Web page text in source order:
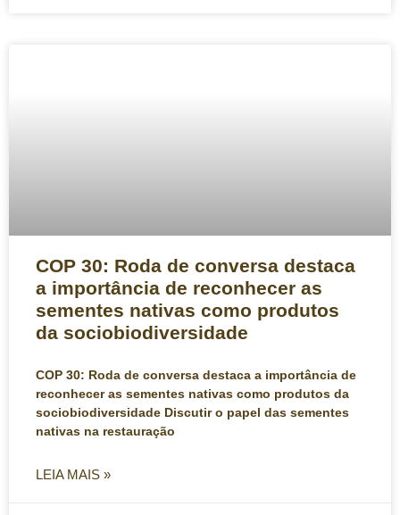
COP 30: Roda de conversa destaca
a importância de reconhecer as
sementes nativas como produtos
da sociobiodiversidade
COP 30: Roda de conversa destaca a importância de
reconhecer as sementes nativas como produtos da
sociobiodiversidade Discutir o papel das sementes
nativas na restauração
LEIA MAIS »